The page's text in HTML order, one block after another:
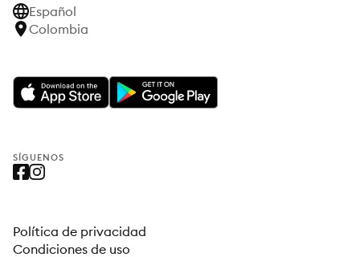
Español
Colombia
SÍGUENOS
Política de privacidad
Condiciones de uso